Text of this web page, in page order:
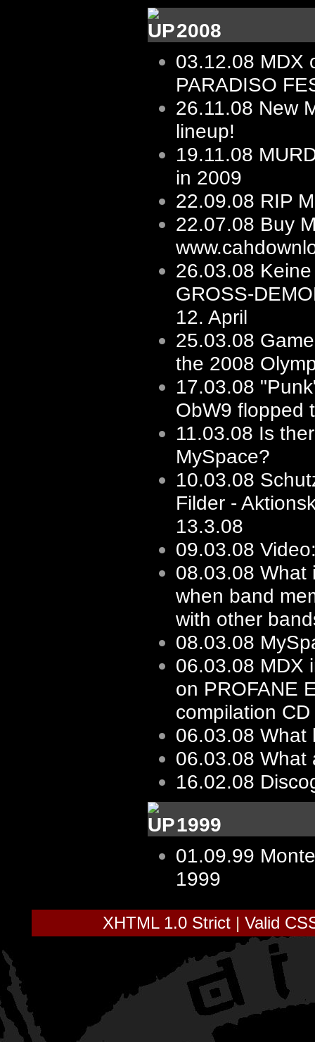
2008
03.12.08 MDX
PARADISO
26.11.08 New
lineup!
19.11.08
in 2009
22.09.08 RIP
22.07.08 Buy
26.03.08
GROSS-
12. April
25.03.08
the 2008
17.03.08
ObW9 flopped
11.03.08 Is
MySpace?
10.03.08
Filder -
13.3.08
09.03.08
08.03.08 What
when band
with other
08.03.08
06.03.08 MDX
on PROFANE
compilation CD
06.03.08 What
06.03.08 What
16.02.08
1999
01.09.99
1999
XHTML 1.0 Strict| Valid